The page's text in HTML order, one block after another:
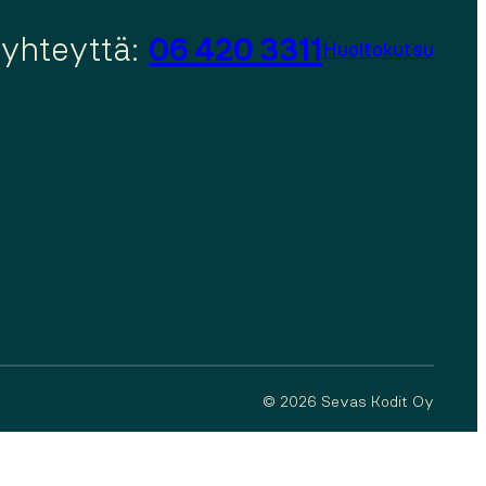
06 420 3311 Huoltokutsu
© 2026 Sevas Kodit Oy